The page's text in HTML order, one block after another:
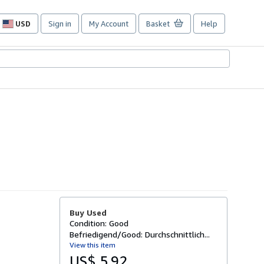
USD
Site
preferences
Sign in My Account Basket Help
Buy Used
Condition: Good
Befriedigend/Good: Durchschnittlich...
View this item